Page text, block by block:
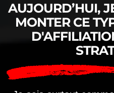
AUJOURD’HUI,
MONTER CE